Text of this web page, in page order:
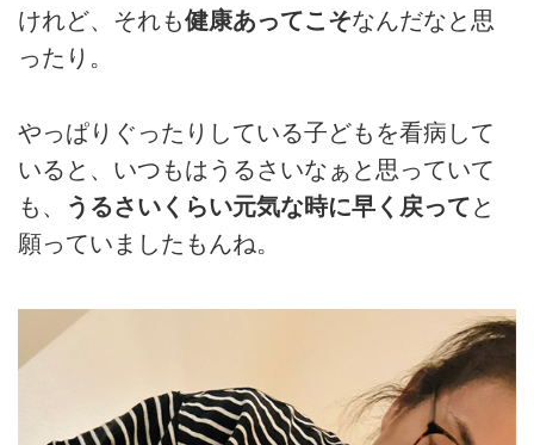
けれど、それも健康あってこそなんだなと思
ったり。
やっぱりぐったりしている子どもを看病して
いると、いつもはうるさいなぁと思っていて
も、
うるさいくらい元気な時に早く戻ってと
願っていましたもんね。